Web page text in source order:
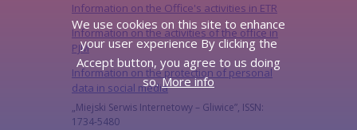
Information on the Office's activities in ETR
Information on the activities of the office in
PJM
Information on the protection of personal
data in social media
„Miejski Serwis Internetowy – Gliwice”, ISSN:
1734-5480
We use cookies on this site to enhance
your user experience By clicking the
Accept button, you agree to us doing
so.More info